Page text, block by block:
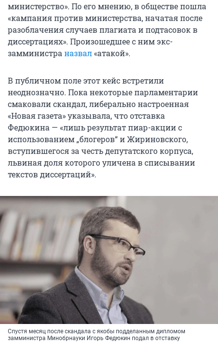
министерство». По его мнению, в обществе пошла
«кампания против министерства, начатая после
разоблачения случаев плагиата и подтасовок в
диссертациях». Произошедшее с ним экс-
замминистра назвал«атакой».
В публичном поле этот кейс встретили
неоднозначно. Пока некоторые парламентарии
смаковали скандал, либерально настроенная
«Новая газета» указывала, что отставка
Федюкина — «лишь результат пиар-акции с
использованием „блогеров“ и Жириновского,
вступившегося за честь депутатского корпуса,
львиная доля которого уличена в списывании
текстов диссертаций».
Спустя месяц после скандала с якобы подделанным дипломом
замминистра Минобрнауки Игорь Федюкин подал в отставку